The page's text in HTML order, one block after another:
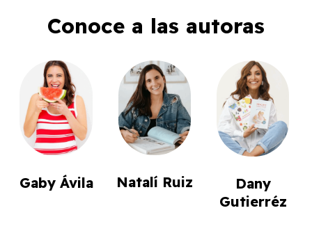
Conoce a las autoras
Gaby Ávila Natalí Ruiz
Dany
Gutierréz